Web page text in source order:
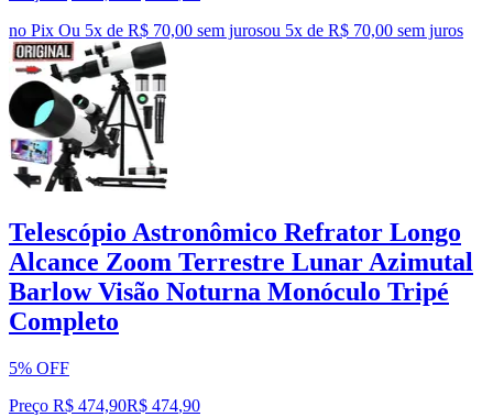
no Pix Ou 5x de R$ 70,00 sem jurosou 5x de R$ 70,00 sem juros
Telescópio Astronômico Refrator Longo
Alcance Zoom Terrestre Lunar Azimutal
Barlow Visão Noturna Monóculo Tripé
Completo
5% OFF
Preço R$ 474,90R$ 474,90